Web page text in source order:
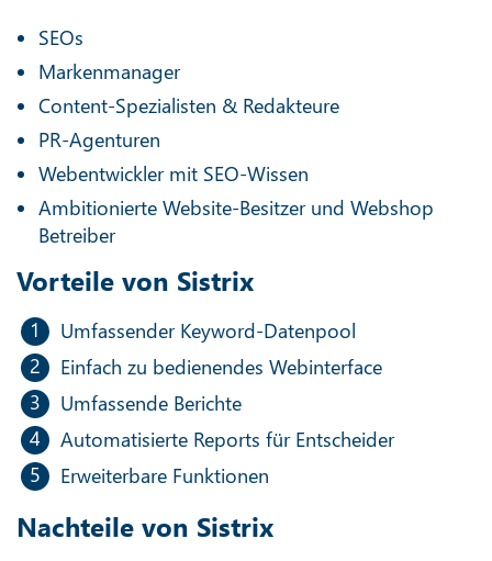
SEOs
Markenmanager
Content-Spezialisten & Redakteure
PR-Agenturen
Webentwickler mit SEO-Wissen
Ambitionierte Website-Besitzer und Webshop
Betreiber
Vorteile von Sistrix
Umfassender Keyword-Datenpool
Einfach zu bedienendes Webinterface
Umfassende Berichte
Automatisierte Reports für Entscheider
Erweiterbare Funktionen
Nachteile von Sistrix